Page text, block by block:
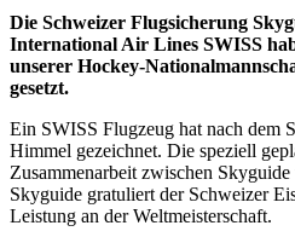
Die Schweizer Flugsicherung
International Air Lines SWISS
unserer Hockey-
gesetzt.
Ein SWISS Flugzeug hat nach dem
Himmel gezeichnet. Die speziell
Zusammenarbeit zwischen
Skyguide gratuliert der Schweizer
Leistung an der Weltmeisterschaft.